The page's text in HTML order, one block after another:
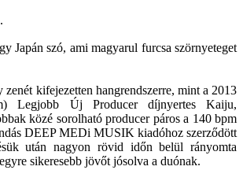
Japán szó, ami magyarul furcsa szörnyeteget
zenét kifejezetten hangrendszerre, mint a 2013
Legjobb Új Producer díjnyertes Kaiju,
közé sorolható producer páros a 140 bpm
DEEP MEDi MUSIK kiadóhoz szerződött
után nagyon rövid időn belül rányomta
sikeresebb jövőt jósolva a duónak.